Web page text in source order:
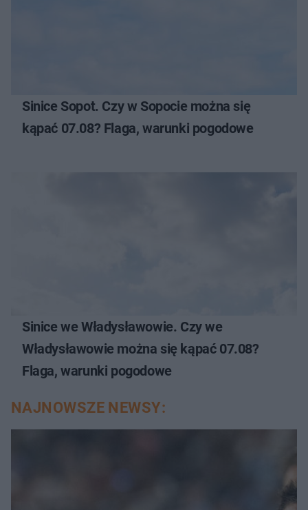
Sinice Sopot. Czy w Sopocie można się
kąpać 07.08? Flaga, warunki pogodowe
Sinice we Władysławowie. Czy we
Władysławowie można się kąpać 07.08?
Flaga, warunki pogodowe
NAJNOWSZE NEWSY: